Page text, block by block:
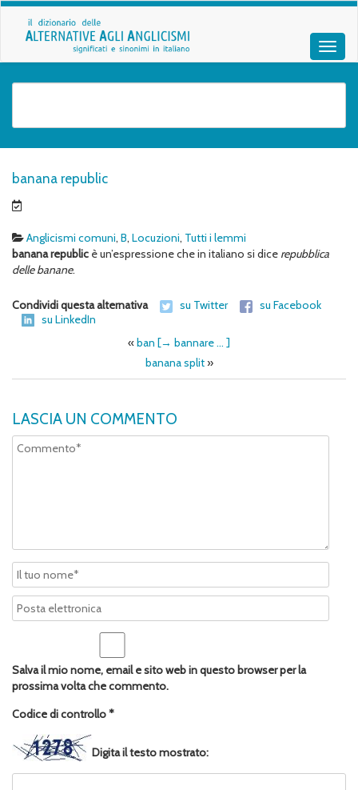
banana republic
Anglicismi comuni, B, Locuzioni, Tutti i lemmi
banana republic è un’espressione che in italiano si dice repubblica
delle banane.
Condividi questa alternativa su Twitter
su Facebook
su LinkedIn
« ban [→ bannare … ]
banana split»
LASCIA UN COMMENTO
Salva il mio nome, email e sito web in questo browser per la
prossima volta che commento.
Codice di controllo*
Digita il testo mostrato: